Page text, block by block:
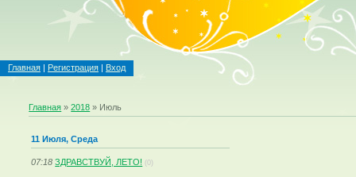
Главная | Регистрация | Вход
Главная »2018 » Июль
11 Июля, Среда
07:18 ЗДРАВСТВУЙ, ЛЕТО! (0)